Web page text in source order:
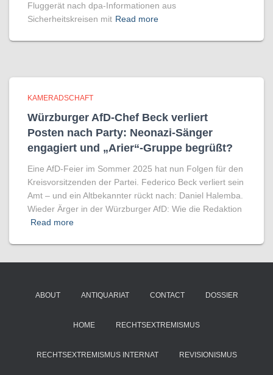
Fluggerät nach dpa-Informationen aus
Sicherheitskreisen mit Read more
KAMERADSCHAFT
Würzburger AfD-Chef Beck verliert
Posten nach Party: Neonazi-Sänger
engagiert und „Arier“-Gruppe begrüßt?
Eine AfD-Feier im Sommer 2025 hat nun Folgen für den
Kreisvorsitzenden der Partei. Federico Beck verliert sein
Amt – und ein Altbekannter rückt nach: Daniel Halemba.
Wieder Ärger in der Würzburger AfD: Wie die Redaktion
Read more
ABOUT ANTIQUARIAT CONTACT DOSSIER
HOME RECHTSEXTREMISMUS
RECHTSEXTREMISMUS INTERNAT REVISIONISMUS